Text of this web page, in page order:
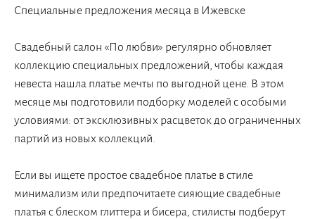
Специальные предложения месяца в Ижевске
Свадебный салон «По любви» регулярно обновляет
коллекцию специальных предложений, чтобы каждая
невеста нашла платье мечты по выгодной цене. В этом
месяце мы подготовили подборку моделей с особыми
условиями: от эксклюзивных расцветок до ограниченных
партий из новых коллекций.
Если вы ищете простое свадебное платье в стиле
минимализм или предпочитаете сияющие свадебные
платья с блеском глиттера и бисера, стилисты подберут